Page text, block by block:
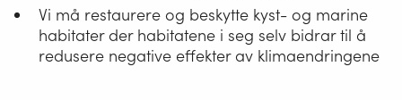
Vi må restaurere og beskytte kyst- og marine
habitater der habitatene i seg selv bidrar til å
redusere negative effekter av klimaendringene